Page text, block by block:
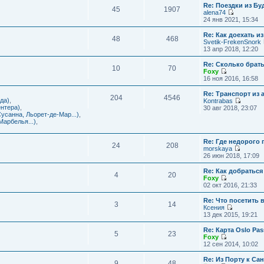
ю
о
б
щ
е
н
и
ю
е
м
у
с
о
о
б
щ
е
и
ю
л
д
н
е
м
у
с
о
б
щ
е
н
и
к
п
о
л
е
д
н
е
у
с
о
о
б
и
ю
45 1907
Re: Поездки из
alena74
П
е
р
е
й
т
к
п
о
л
е
д
с
о
о
щ
н
и
ю
24 янв 2021, 15:34
48 468
Re: Как доехать
Svetik-FrekenSnork
13 апр 2018, 12:20
10 70
Re: Сколько
Foxy
П
е
р
е
й
т
п
о
с
л
е
д
н
е
с
о
о
щ
н
и
ю
16 ноя 2016, 16:58
Льорет-де-Мар...)
204 4546
Re: Транспорт из
Kontrabas
П
й
т
п
о
л
е
д
е
с
о
о
щ
30 авг 2018, 23:07
24 208
Re: Где недорого
morskaya
П
е
р
е
й
т
к
п
о
л
д
н
е
26 июн 2018, 17:09
4 20
Re: Как
Foxy
П
е
р
е
й
т
к
п
о
л
02 окт 2016, 21:33
3 14
Re: Что посетить
Ксения
П
е
р
е
й
т
13 дек 2015, 19:21
5 23
Re: Карта Oslo
Foxy
П
е
р
12 сен 2014, 10:02
Re: Из Порту к